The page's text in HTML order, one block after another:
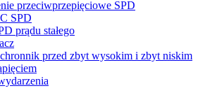
przeciwprzepięciowe SPD
SPD
prądu stałego
przed zbyt wysokim i zbyt niskim